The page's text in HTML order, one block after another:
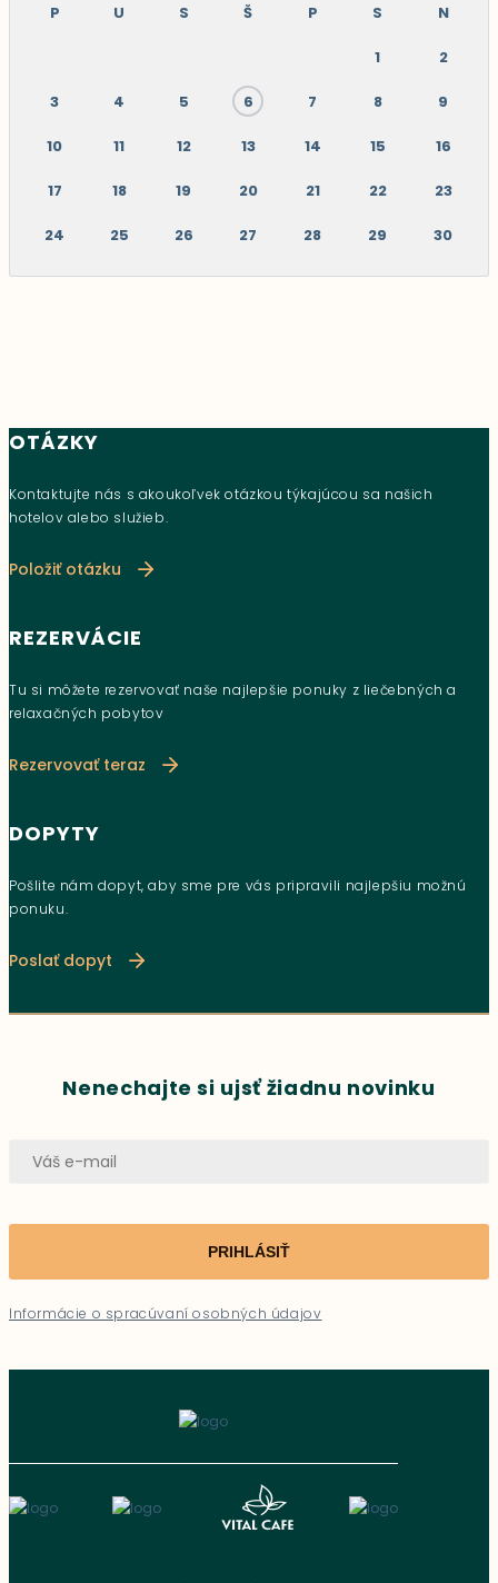
P U S Š P S N
1 2
3 4 5 6 7 8 9
10 11 12 13 14 15 16
17 18 19 20 21 22 23
24 25 26 27 28 29 30
OTÁZKY
Kontaktujte nás s akoukoľvek otázkou týkajúcou sa našich
hotelov alebo služieb.
Položiť otázku
REZERVÁCIE
Tu si môžete rezervovať naše najlepšie ponuky z liečebných a
relaxačných pobytov
Rezervovať teraz
DOPYTY
Pošlite nám dopyt, aby sme pre vás pripravili najlepšiu možnú
ponuku.
Poslať dopyt
Nenechajte si ujsť žiadnu novinku
PRIHLÁSIŤ
Informácie o spracúvaní osobných údajov